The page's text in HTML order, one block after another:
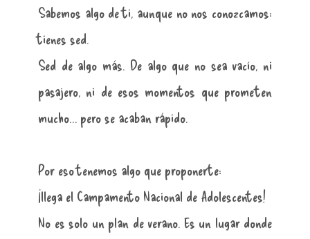
Sabemos algo de ti, aunque no nos conozcamos:
tienes sed.
Sed de algo más. De algo que no sea vacío, ni
pasajero, ni de esos momentos que prometen
mucho… pero se acaban rápido.
Por eso tenemos algo que proponerte:
¡llega el Campamento Nacional de Adolescentes!
No es solo un plan de verano. Es un lugar donde